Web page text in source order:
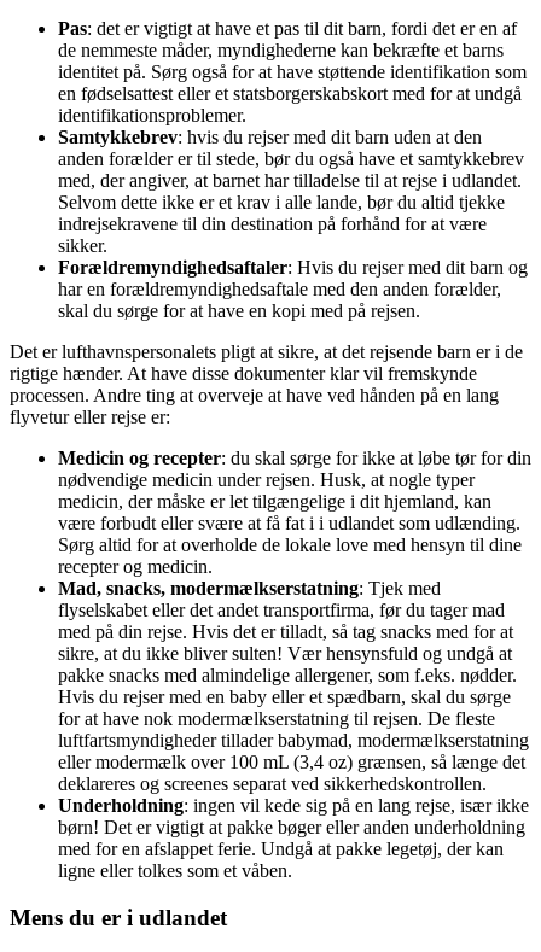
Pas: det er vigtigt at have et pas til dit barn, fordi det er en af
de nemmeste måder, myndighederne kan bekræfte et barns
identitet på. Sørg også for at have støttende identifikation som
en fødselsattest eller et statsborgerskabskort med for at undgå
identifikationsproblemer.
Samtykkebrev: hvis du rejser med dit barn uden at den
anden forælder er til stede, bør du også have et samtykkebrev
med, der angiver, at barnet har tilladelse til at rejse i udlandet.
Selvom dette ikke er et krav i alle lande, bør du altid tjekke
indrejsekravene til din destination på forhånd for at være
sikker.
Forældremyndighedsaftaler: Hvis du rejser med dit barn og
har en forældremyndighedsaftale med den anden forælder,
skal du sørge for at have en kopi med på rejsen.
Det er lufthavnspersonalets pligt at sikre, at det rejsende barn er i de
rigtige hænder. At have disse dokumenter klar vil fremskynde
processen. Andre ting at overveje at have ved hånden på en lang
flyvetur eller rejse er:
Medicin og recepter: du skal sørge for ikke at løbe tør for din
nødvendige medicin under rejsen. Husk, at nogle typer
medicin, der måske er let tilgængelige i dit hjemland, kan
være forbudt eller svære at få fat i i udlandet som udlænding.
Sørg altid for at overholde de lokale love med hensyn til dine
recepter og medicin.
Mad, snacks, modermælkserstatning: Tjek med
flyselskabet eller det andet transportfirma, før du tager mad
med på din rejse. Hvis det er tilladt, så tag snacks med for at
sikre, at du ikke bliver sulten! Vær hensynsfuld og undgå at
pakke snacks med almindelige allergener, som f.eks. nødder.
Hvis du rejser med en baby eller et spædbarn, skal du sørge
for at have nok modermælkserstatning til rejsen. De fleste
luftfartsmyndigheder tillader babymad, modermælkserstatning
eller modermælk over 100 mL (3,4 oz) grænsen, så længe det
deklareres og screenes separat ved sikkerhedskontrollen.
Underholdning: ingen vil kede sig på en lang rejse, især ikke
børn! Det er vigtigt at pakke bøger eller anden underholdning
med for en afslappet ferie. Undgå at pakke legetøj, der kan
ligne eller tolkes som et våben.
Mens du er i udlandet